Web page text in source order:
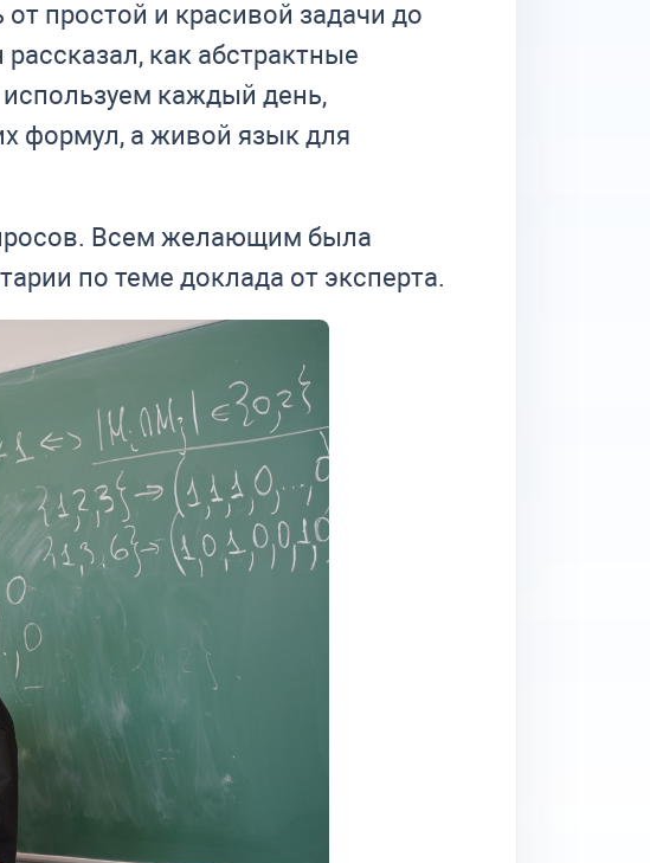
простой и красивой задачи до
как абстрактные
каждый день,
формул, а живой язык для
Всем желающим была
по теме доклада от эксперта.